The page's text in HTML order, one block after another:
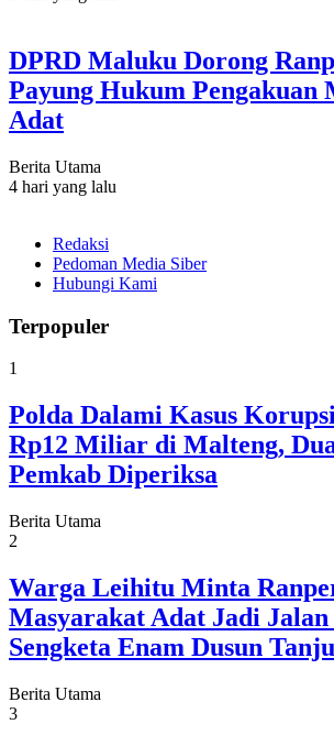
DPRD Maluku Dorong
Payung Hukum Pengakuan
Adat
Berita Utama
4 hari yang lalu
Redaksi
Pedoman Media Siber
Hubungi Kami
Terpopuler
1
Polda Dalami Kasus
Rp12 Miliar di Malteng,
Pemkab Diperiksa
Berita Utama
2
Warga Leihitu Minta
Masyarakat Adat Jadi
Sengketa Enam Dusun
Berita Utama
3